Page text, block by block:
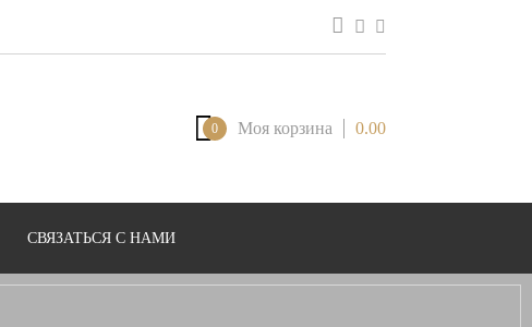
0 Моя корзина 0.00
СВЯЗАТЬСЯ С НАМИ